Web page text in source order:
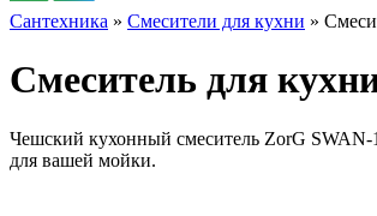
Сантехника » Смесители для кухни »
Смеситель для
Чешский кухонный смеситель ZorG SWAN-
для вашей мойки.